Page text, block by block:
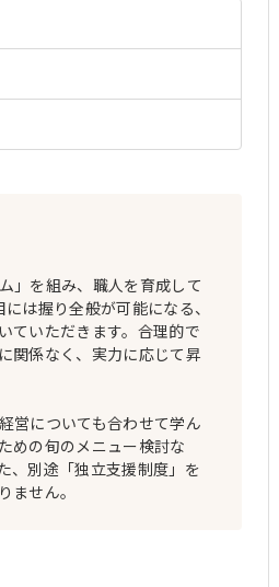
」を組み、職人を育成して
は握り全般が可能になる、
ていただきます。合理的で
関係なく、実力に応じて昇
営についても合わせて学ん
めの旬のメニュー検討な
、別途「独立支援制度」を
ません。